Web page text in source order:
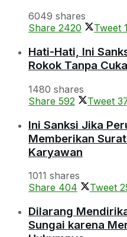
6049 shares
Share 2420 Tweet
Hati-Hati, Ini
Rokok Tanpa
1480 shares
Share 592 Tweet
Ini Sanksi Jika
Memberikan
Karyawan
1011 shares
Share 404 Tweet
Dilarang
Sungai karena